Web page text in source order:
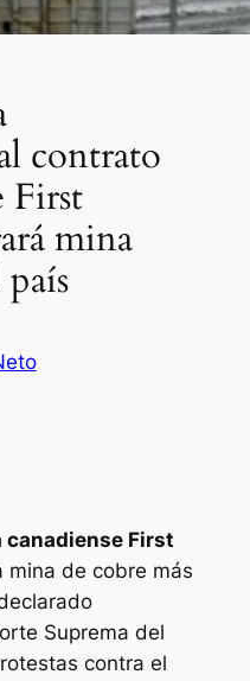
contrato
First
mina
canadiense First
mina de cobre más
Suprema del
contra el